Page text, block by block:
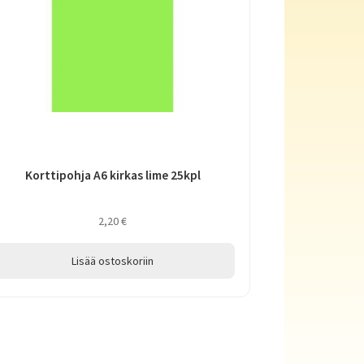
Korttipohja A6 kirkas lime 25kpl
2,20€
Lisää ostoskoriin